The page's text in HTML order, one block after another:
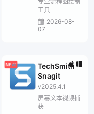
工具
2026-08-
07
TechSmith
Snagit
v2025.4.1
屏幕文本视频捕
获